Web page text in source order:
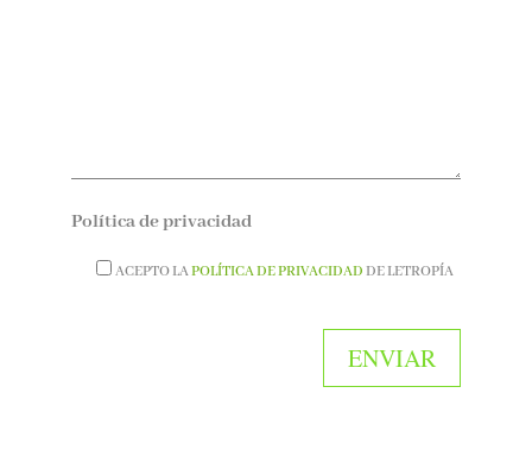
Política de privacidad
ACEPTO LAPOLÍTICA DE PRIVACIDAD DE LETROPÍA